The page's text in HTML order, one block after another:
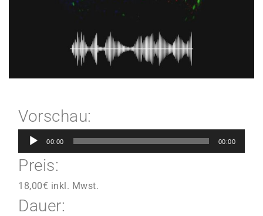
Vorschau:
Audio-
Player
00:00 00:00
Preis:
18,00€ inkl. Mwst.
Dauer: